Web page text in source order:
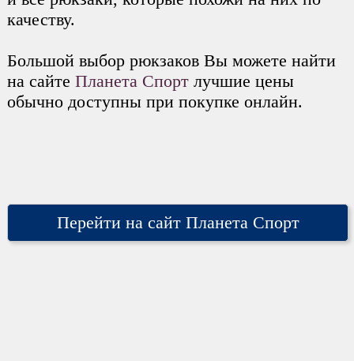
качеству.
Большой выбор рюкзаков Вы можете найти
на сайте Планета Спорт лучшие цены
обычно доступны при покупке онлайн.
Перейти на сайт Планета Спорт